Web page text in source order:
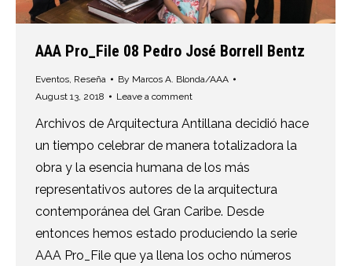
AAA Pro_File 08 Pedro José Borrell Bentz
Eventos, Reseña By Marcos A. Blonda/AAA
August 13, 2018
Leave a comment
Archivos de Arquitectura Antillana decidió hace
un tiempo celebrar de manera totalizadora la
obra y la esencia humana de los más
representativos autores de la arquitectura
contemporánea del Gran Caribe. Desde
entonces hemos estado produciendo la serie
AAA Pro_File que ya llena los ocho números